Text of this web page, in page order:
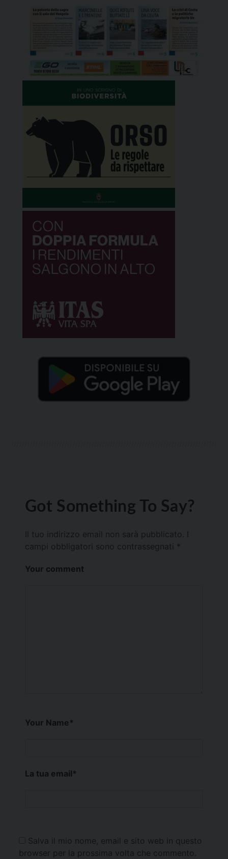
Got Something To Say?
Il tuo indirizzo email non sarà pubblicato.
campi obbligatori sono contrassegnati *
Your comment
Your Name*
La tua email*
Salva il mio nome, email e sito web in questo
browser per la prossima volta che commento.